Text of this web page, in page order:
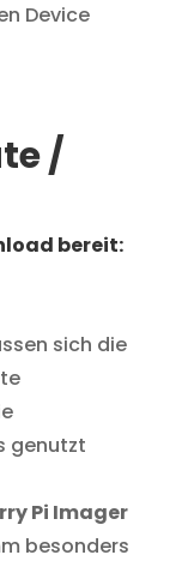
Device
/
bereit:
sich die
genutzt
Pi Imager
besonders